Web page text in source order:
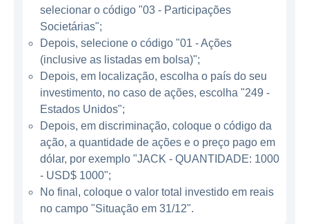
empresa se destaca por sua flexibilidade em
horários de funcionamento, oferecendo
opções de café da manhã durante todo o dia
e uma variedade de itens que se destacam
por serem criativos e inovadores. O modelo
de negócios da Jack In The Box se
concentra na rapidez e na conveniência,
aspectos que são valorizados pelos
consumidores que buscam refeições
práticas.
MODELO DE NEGÓCIO
selecionar o código "03 - Participações
Societárias";
Depois, selecione o código "01 - Ações
(inclusive as listadas em bolsa)";
Depois, em localização, escolha o país do seu
investimento, no caso de ações, escolha "249 -
Estados Unidos";
Depois, em discriminação, coloque o código da
ação, a quantidade de ações e o preço pago em
dólar, por exemplo "JACK - QUANTIDADE: 1000
- USD$ 1000";
No final, coloque o valor total investido em reais
no campo "Situação em 31/12".